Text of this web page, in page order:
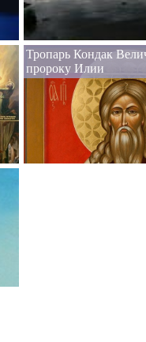
Тропарь Кондак
пророку Илии